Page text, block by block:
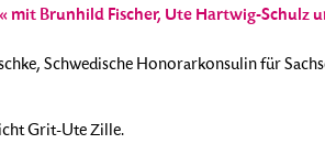
mit Brunhild Fischer, Ute Hartwig-Schulz
Schwedische Honorarkonsulin für
Grit-Ute Zille.